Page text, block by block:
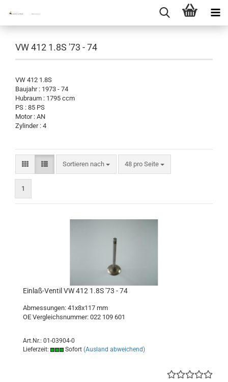
VW 412 1.8S '73 - 74
VW 412 1.8S
Baujahr : 1973 - 74
Hubraum : 1795 ccm
PS : 85 PS
Motor : AN
Zylinder : 4
Sortieren nach
Sortieren nach 48 pro Seite
pro Seite
1
Einlaß-Ventil VW 412 1.8S '73 - 74
Abmessungen: 41x8x117 mm
OE Vergleichsnummer: 022 109 601
Art.Nr.: 01-03904-0
Lieferzeit:
Sofort (Ausland abweichend)